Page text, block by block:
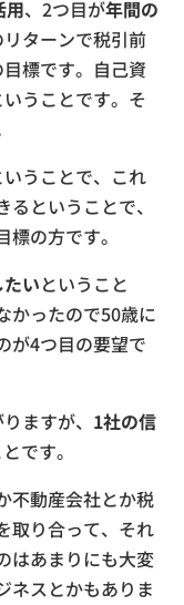
用、2つ目が年間の
ターンで税引前
標です。自己資
うことです。そ
いうことで、これ
ということで、
の方です。
いということ
かったので50歳に
が4つ目の要望で
ますが、 1社の信
です。
不動産会社とか税
取り合って、それ
はあまりにも大変
ネスとかもありま